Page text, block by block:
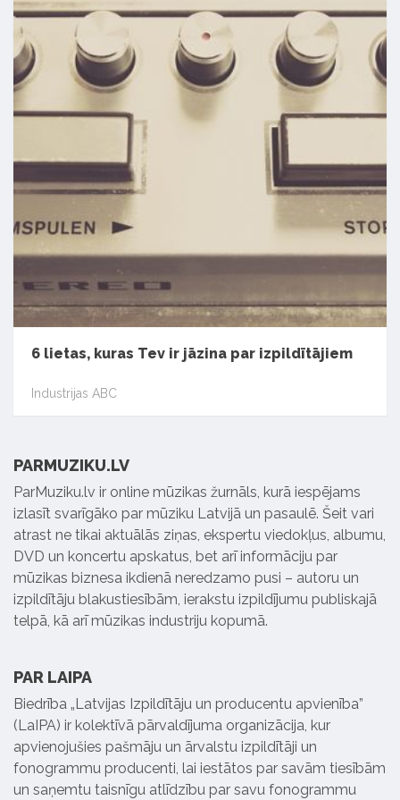
6 lietas, kuras Tev ir jāzina par izpildītājiem
Industrijas ABC
PARMUZIKU.LV
ParMuziku.lv ir online mūzikas žurnāls, kurā iespējams
izlasīt svarīgāko par mūziku Latvijā un pasaulē. Šeit vari
atrast ne tikai aktuālās ziņas, ekspertu viedokļus, albumu,
DVD un koncertu apskatus, bet arī informāciju par
mūzikas biznesa ikdienā neredzamo pusi – autoru un
izpildītāju blakustiesībām, ierakstu izpildījumu publiskajā
telpā, kā arī mūzikas industriju kopumā.
PAR LAIPA
Biedrība „Latvijas Izpildītāju un producentu apvienība”
(LaIPA) ir kolektīvā pārvaldījuma organizācija, kur
apvienojušies pašmāju un ārvalstu izpildītāji un
fonogrammu producenti, lai iestātos par savām tiesībām
un saņemtu taisnīgu atlīdzību par savu fonogrammu